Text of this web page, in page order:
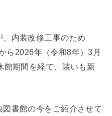
内装改修工事のため
ら2026年（令和8年）3月
館期間を経て、装いも新
書館の今をご紹介させて